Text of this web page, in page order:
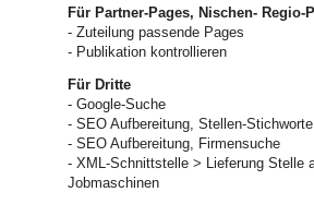
Für Partner-Pages, Nischen- Regio-
- Zuteilung passende Pages
- Publikation kontrollieren
Für Dritte
- Google-Suche
- SEO Aufbereitung, Stellen-Stichworte
- SEO Aufbereitung, Firmensuche
- XML-Schnittstelle > Lieferung Stelle
Jobmaschinen